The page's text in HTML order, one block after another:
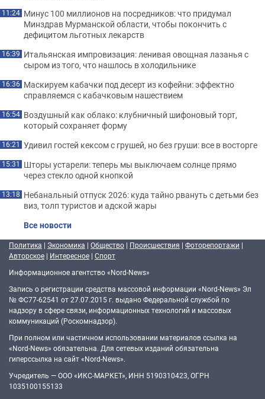
11:24 Минус 100 миллионов на посредников: что придумал
Минздрав Мурманской области, чтобы покончить с
дефицитом льготных лекарств
16:39 Итальянская импровизация: ленивая овощная лазанья с
сыром из того, что нашлось в холодильнике
16:36 Маскируем кабачки под десерт из кофейни: эффектно
справляемся с кабачковым нашествием
16:54 Воздушный как облако: клубничный шифоновый торт,
который сохраняет форму
16:21 Удивил гостей кексом с грушей, но без груши: все в восторге
15:31 Шторы устарели: теперь мы выключаем солнце прямо
через стекло одной кнопкой
13:18 Небанальный отпуск 2026: куда тайно рвануть с детьми без
виз, толп туристов и адской жары
Все новости
Политика | Экономика | Общество | Происшествия | Фоторепортажи |
Авторское | Интересное | Спорт
Информационное агентство «Nord-News»
Запись о регистрации средства массовой информации «Nord-News» Эл
№ ФС77-62541 от 27.07.2015 г. выдано Федеральной службой по
надзору в сфере связи, информационных технологий и массовых
коммуникаций (Роскомнадзор).
При полном или частичном использовании материалов ссылка на
«Nord-News» обязательна. Для сетевых изданий обязательна
гиперссылка на сайт «Nord-News».
Учредитель — ООО «ИКС-МАРКЕТ», ИНН 5190310423, ОГРН
1035100155133